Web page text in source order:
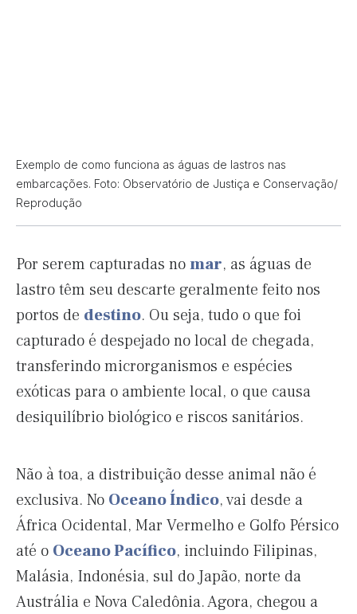
Exemplo de como funciona as águas de lastros nas
embarcações. Foto: Observatório de Justiça e Conservação/
Reprodução
Por serem capturadas nomar, as águas de
lastro têm seu descarte geralmente feito nos
portos de destino. Ou seja, tudo o que foi
capturado é despejado no local de chegada,
transferindo microrganismos e espécies
exóticas para o ambiente local, o que causa
desiquilíbrio biológico e riscos sanitários.
Não à toa, a distribuição desse animal não é
exclusiva. No Oceano Índico, vai desde a
África Ocidental, Mar Vermelho e Golfo Pérsico
até o Oceano Pacífico, incluindo Filipinas,
Malásia, Indonésia, sul do Japão, norte da
Austrália e Nova Caledônia. Agora, chegou a